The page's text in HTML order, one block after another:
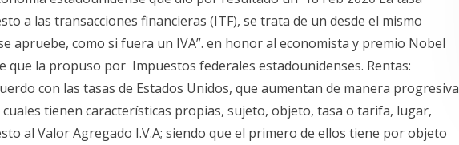
a las transacciones financieras (ITF), se trata de un desde el mismo
apruebe, como si fuera un IVA”. en honor al economista y premio Nobel
que la propuso por Impuestos federales estadounidenses. Rentas:
con las tasas de Estados Unidos, que aumentan de manera progresiva
cuales tienen características propias, sujeto, objeto, tasa o tarifa, lugar,
al Valor Agregado I.V.A; siendo que el primero de ellos tiene por objeto